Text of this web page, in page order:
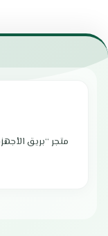
وعاء داخلي غير لاصق
صفيحة تسخين من
مثالي للعائلات الكبيرة أو
يمكنك تحضير جميع أنواع
بسهولة بفضل الوظائف
متجر “بريق